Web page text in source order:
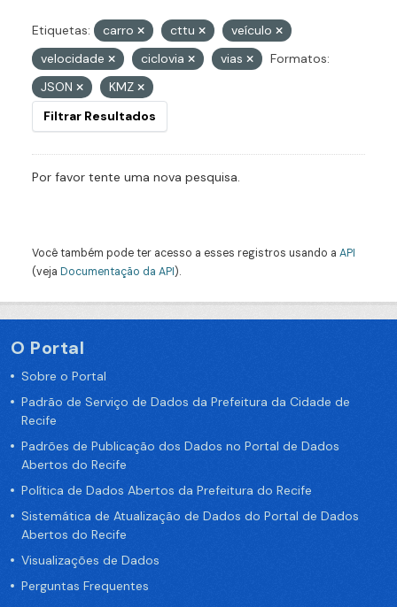
Etiquetas: carro cttu
veículo
velocidade
ciclovia vias
Formatos:
JSON
KMZ
Filtrar Resultados
Por favor tente uma nova pesquisa.
Você também pode ter acesso a esses registros usando a API
(veja Documentação da API).
O Portal
Sobre o Portal
Padrão de Serviço de Dados da Prefeitura da Cidade de
Recife
Padrões de Publicação dos Dados no Portal de Dados
Abertos do Recife
Política de Dados Abertos da Prefeitura do Recife
Sistemática de Atualização de Dados do Portal de Dados
Abertos do Recife
Visualizações de Dados
Perguntas Frequentes